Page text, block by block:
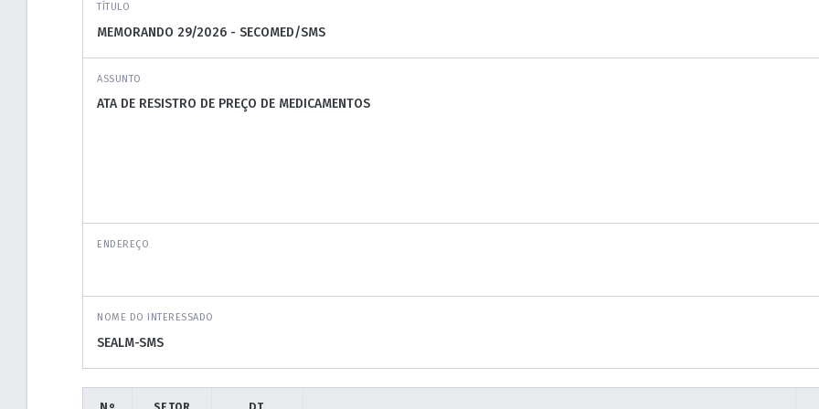
TÍTULO
ASSUNTO
ENDEREÇO
NOME DO INTERESSADO